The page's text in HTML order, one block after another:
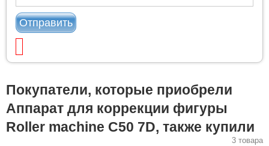
Отправить
Покупатели, которые приобрели
Аппарат для коррекции фигуры
Roller machine C50 7D, также купили
3 товара